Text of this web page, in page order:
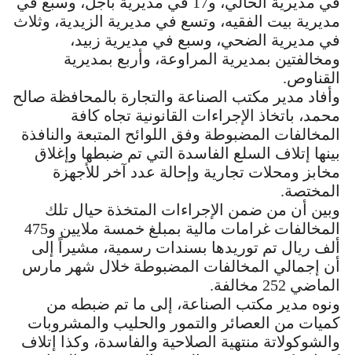
مديرية بيت الفقيه، وتسع في مديرية الزيدية، وثلاث
في مديرية الضحي، وسبع في مديرية زبيد،
ومخالفتين بمديرية المراوعة، وأربع بمديرية
القناوص.
وأفاد مدير مكتب الصناعة والتجارة بالمحافظة صالح
محمد، باتخاذ الإجراءات القانونية تجاه كافة
المخالفات المضبوطة وفق اللوائح المتبعة والنافذة
بينها إتلاف السلع الفاسدة التي تم ضبطها وإغلاق
مخابز ومحلات تجارية وإحالة عدد آخر للأجهزة
المختصة.
وبين أن من ضمن الإجراءات المتخذة حيال تلك
المخالفات غرامات مالية بمبلغ خمسة ملايين و475
ألف ريال تم توريدها بسندات رسمية، مشيراً إلى
أن إجمالي المخالفات المضبوطة خلال شهر مارس
الماضي 252 مخالفة.
ونوه مدير مكتب الصناعة، إلى ما تم ضبطه من
كميات من العصائر والتمور والحليب والمشروبات
والشوكولاتة منتهية الصلاحية والفاسدة، وكذا إتلاف